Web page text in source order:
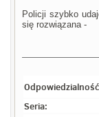
Policji szybko
się rozwiązana -
Seria: